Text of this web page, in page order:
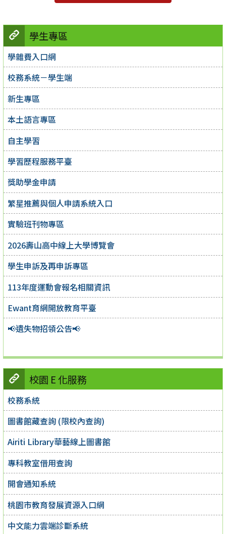
學生專區
學雜費入口網
校務系統－學生端
新生專區
本土語言專區
自主學習
學習歷程服務平臺
獎助學金申請
繁星推薦與個人申請系統入口
實驗班刊物專區
2026壽山高中線上大學博覽會
學生申訴及再申訴專區
113年度運動會報名相關資訊
Ewant育網開放教育平臺
📢遺失物招領公告📢
校園 E 化服務
校務系統
圖書館藏查詢 (限校內查詢)
Airiti Library華藝線上圖書館
專科教室借用查詢
開會通知系統
桃園市教育發展資源入口網
中文能力雲端診斷系統